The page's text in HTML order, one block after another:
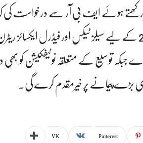
ہوئے ایف بی آر سے درخواست
بی آر اور تاجر برادری کے بہتر مفاد میں اپریل 2021 کے لیے سیلز ٹیکس اور فیڈرل
مئی 2021 تک توسیع کرے جبکہ توسیع کے متعلقہ نوٹیفکیشن
بڑے پیمانے پر خیرمقدم کرے گی۔
Pinterest
VK